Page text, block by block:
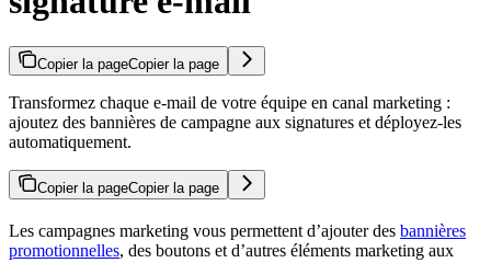
Copier la pageCopier la page
Transformez chaque e-mail de votre équipe en canal marketing :
ajoutez des bannières de campagne aux signatures et déployez-les
automatiquement.
Copier la pageCopier la page
Les campagnes marketing vous permettent d’ajouter des bannières
promotionnelles, des boutons et d’autres éléments marketing aux